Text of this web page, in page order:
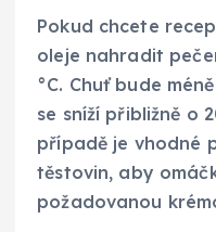
Pokud chcete
oleje nahradit
°C. Chuť bude
se sníží přibližně o
případě je vhodné
těstovin, aby
požadovanou